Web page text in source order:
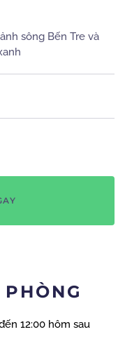
sông Bến Tre và
12:00 hôm sau